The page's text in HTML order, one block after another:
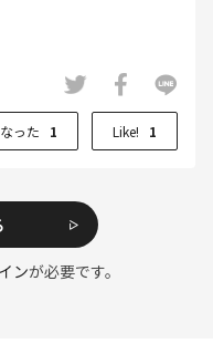
った 1 Like! 1
ンが必要です。